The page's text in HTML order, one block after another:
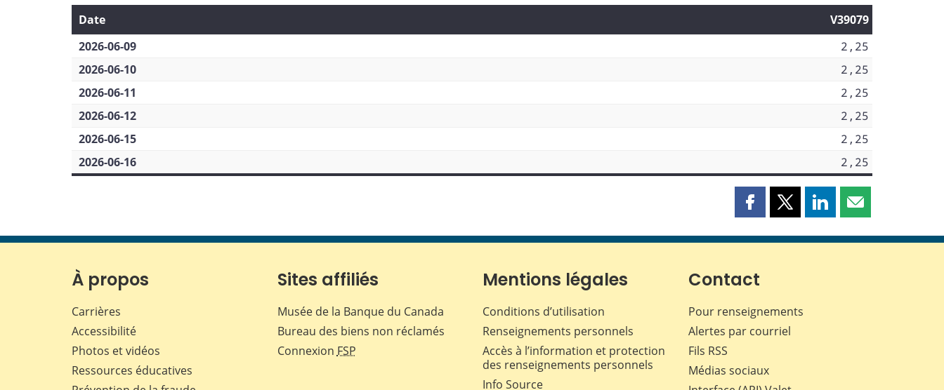
Date
V39079
2026-06-09
2,25
2026-06-10
2,25
2026-06-11
2,25
2026-06-12
2,25
2026-06-15
2,25
2026-06-16
2,25
Partager
page
Facebook
Partager
page
Partager
page
Partager
page
À propos
Carrières
Accessibilité
Photos et vidéos
Ressources éducatives
Sites affiliés
Musée de la Banque du Canada
Bureau des biens non réclamés
Connexion FSP
Mentions légales
Conditions d’utilisation
Renseignements personnels
Accès à l’information et protection
des renseignements personnels
Info Source
Contact
Pour renseignements
Alertes par courriel
Fils RSS
Médias sociaux